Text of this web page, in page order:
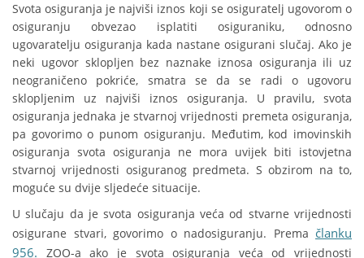
Svota osiguranja je najviši iznos koji se osiguratelj ugovorom o
osiguranju obvezao isplatiti osiguraniku, odnosno
ugovaratelju osiguranja kada nastane osigurani slučaj. Ako je
neki ugovor sklopljen bez naznake iznosa osiguranja ili uz
neograničeno pokriće, smatra se da se radi o ugovoru
sklopljenim uz najviši iznos osiguranja. U pravilu, svota
osiguranja jednaka je stvarnoj vrijednosti premeta osiguranja,
pa govorimo o punom osiguranju. Međutim, kod imovinskih
osiguranja svota osiguranja ne mora uvijek biti istovjetna
stvarnoj vrijednosti osiguranog predmeta. S obzirom na to,
moguće su dvije sljedeće situacije.
U slučaju da je svota osiguranja veća od stvarne vrijednosti
osigurane stvari, govorimo o nadosiguranju. Prema članku
956. ZOO-a ako je svota osiguranja veća od vrijednosti